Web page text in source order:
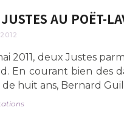
AU POËT-
2011, deux Justes
En courant bien des
huit ans, Bernard